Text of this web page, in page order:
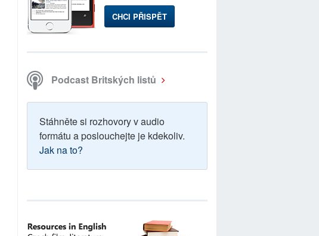
CHCI PŘISPĚT
Podcast Britských listů
Stáhněte si rozhovory v audio
formátu a poslouchejte je kdekoliv.
Jak na to?